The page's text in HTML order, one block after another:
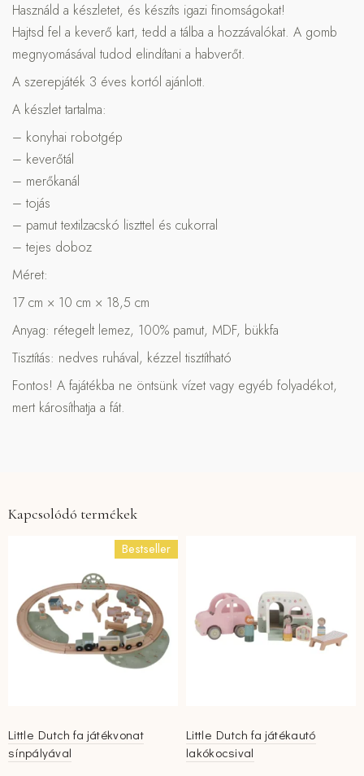
Használd a készletet, és készíts igazi finomságokat!
Hajtsd fel a keverő kart, tedd a tálba a hozzávalókat. A gomb
megnyomásával tudod elindítani a habverőt.
A szerepjáték 3 éves kortól ajánlott.
A készlet tartalma:
– konyhai robotgép
– keverőtál
– merőkanál
– tojás
– pamut textilzacskó liszttel és cukorral
– tejes doboz
Méret:
17 cm × 10 cm × 18,5 cm
Anyag: rétegelt lemez, 100% pamut, MDF, bükkfa
Tisztítás: nedves ruhával, kézzel tisztítható
Fontos! A fajátékba ne öntsünk vízet vagy egyéb folyadékot,
mert károsíthatja a fát.
Kapcsolódó termékek
Bestseller
Little Dutch fa játékvonat
sínpályával
Little Dutch fa játékautó
lakókocsival